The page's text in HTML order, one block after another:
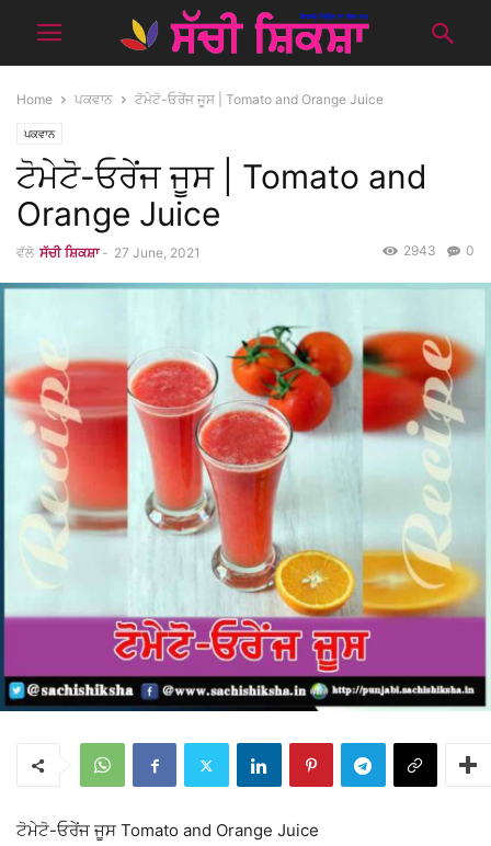
Home ਪਕਵਾਨ ਟੋਮੇਟੋ-ਓਰੇਂਜ ਜੂਸ | Tomato and Orange Juice
ਪਕਵਾਨ
ਟੋਮੇਟੋ-ਓਰੇਂਜ ਜੂਸ | Tomato and
Orange Juice
ਵੱਲੋ ਸੱਚੀ ਸ਼ਿਕਸ਼ਾ - 27 June, 2021 0
2943
ਟੋਮੇਟੋ-ਓਰੇਂਜ ਜੂਸ Tomato and Orange Juice